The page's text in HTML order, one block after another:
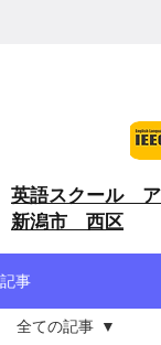
英語スクール
新潟市 西区
記事
全ての記事